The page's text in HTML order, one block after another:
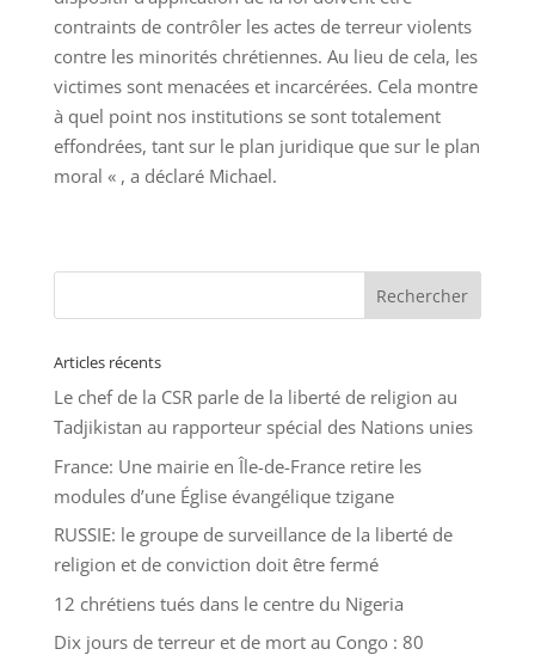
contraints de contrôler les actes de terreur violents
contre les minorités chrétiennes. Au lieu de cela, les
victimes sont menacées et incarcérées. Cela montre
à quel point nos institutions se sont totalement
effondrées, tant sur le plan juridique que sur le plan
moral « , a déclaré Michael.
Articles récents
Le chef de la CSR parle de la liberté de religion au
Tadjikistan au rapporteur spécial des Nations unies
France: Une mairie en Île-de-France retire les
modules d’une Église évangélique tzigane
RUSSIE: le groupe de surveillance de la liberté de
religion et de conviction doit être fermé
12 chrétiens tués dans le centre du Nigeria
Dix jours de terreur et de mort au Congo : 80